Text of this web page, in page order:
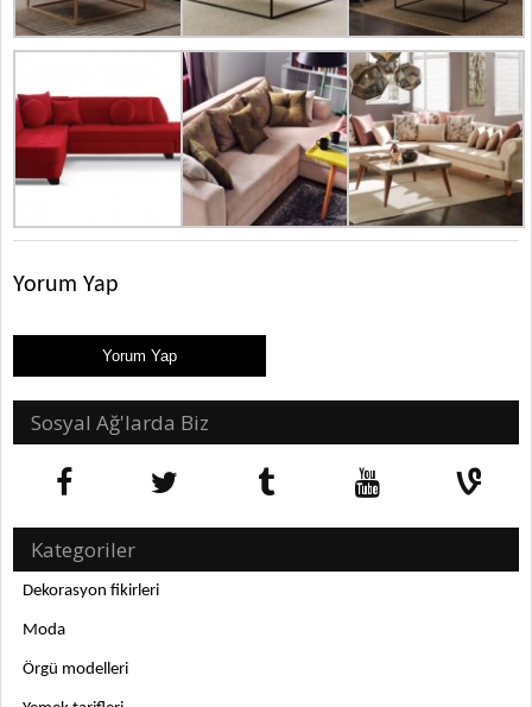
Yorum Yap
Sosyal Ağ'larda Biz
Kategoriler
Dekorasyon fikirleri
Moda
Örgü modelleri